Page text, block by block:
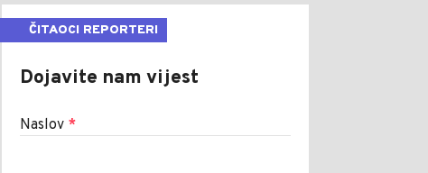
ČITAOCI REPORTERI
Dojavite nam vijest
Naslov *